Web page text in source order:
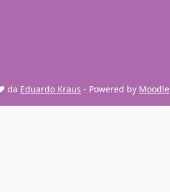
da Eduardo Kraus - Powered by Moodle